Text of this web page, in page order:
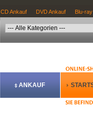
CD Ankauf DVD Ankauf Blu-
ANKAUF